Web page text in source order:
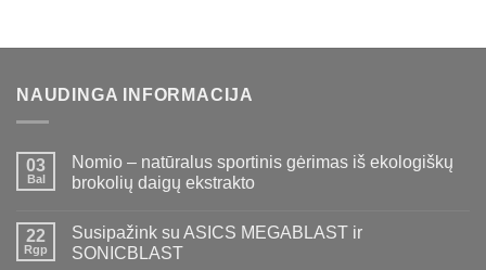
NAUDINGA INFORMACIJA
03
Bal
Nomio – natūralus sportinis gėrimas iš ekologiškų
brokolių daigų ekstrakto
22
Rgp
Susipažink su ASICS MEGABLAST ir
SONICBLAST